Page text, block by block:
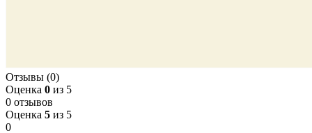
Отзывы (0)
Оценка 0 из 5
0 отзывов
Оценка 5 из 5
0